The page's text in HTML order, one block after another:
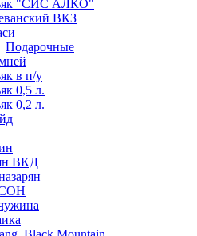
"СИС АЛКО"
ВКЗ
Подарочные
в п/у
0,5 л.
0,2 л.
ВКД